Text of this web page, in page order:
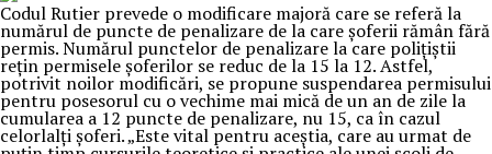
Codul Rutier prevede o modificare majoră care se referă la
numărul de puncte de penalizare de la care şoferii rămân fără
permis. Numărul punctelor de penalizare la care poliţiştii
reţin permisele şoferilor se reduc de la 15 la 12. Astfel,
potrivit noilor modificări, se propune suspendarea permisului
pentru posesorul cu o vechime mai mică de un an de zile la
cumularea a 12 puncte de penalizare, nu 15, ca în cazul
celorlalţi şoferi. „Este vital pentru aceştia, care au urmat de